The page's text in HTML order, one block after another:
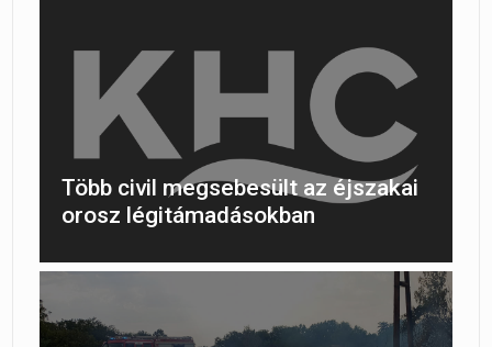
Több civil megsebesült az éjszakai
orosz légitámadásokban